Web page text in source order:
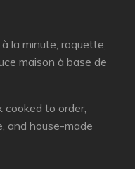
la minute, roquette,
maison à base de
to order,
and house-made